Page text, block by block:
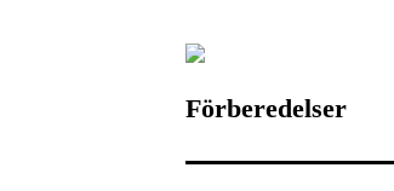
Förberedelser